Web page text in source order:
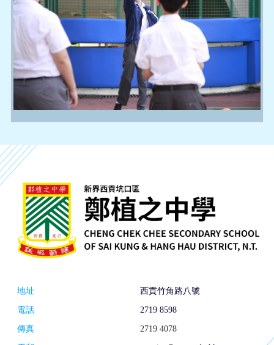
地址
西貢竹角路八號
電話
2719 8598
傳真
2719 4078